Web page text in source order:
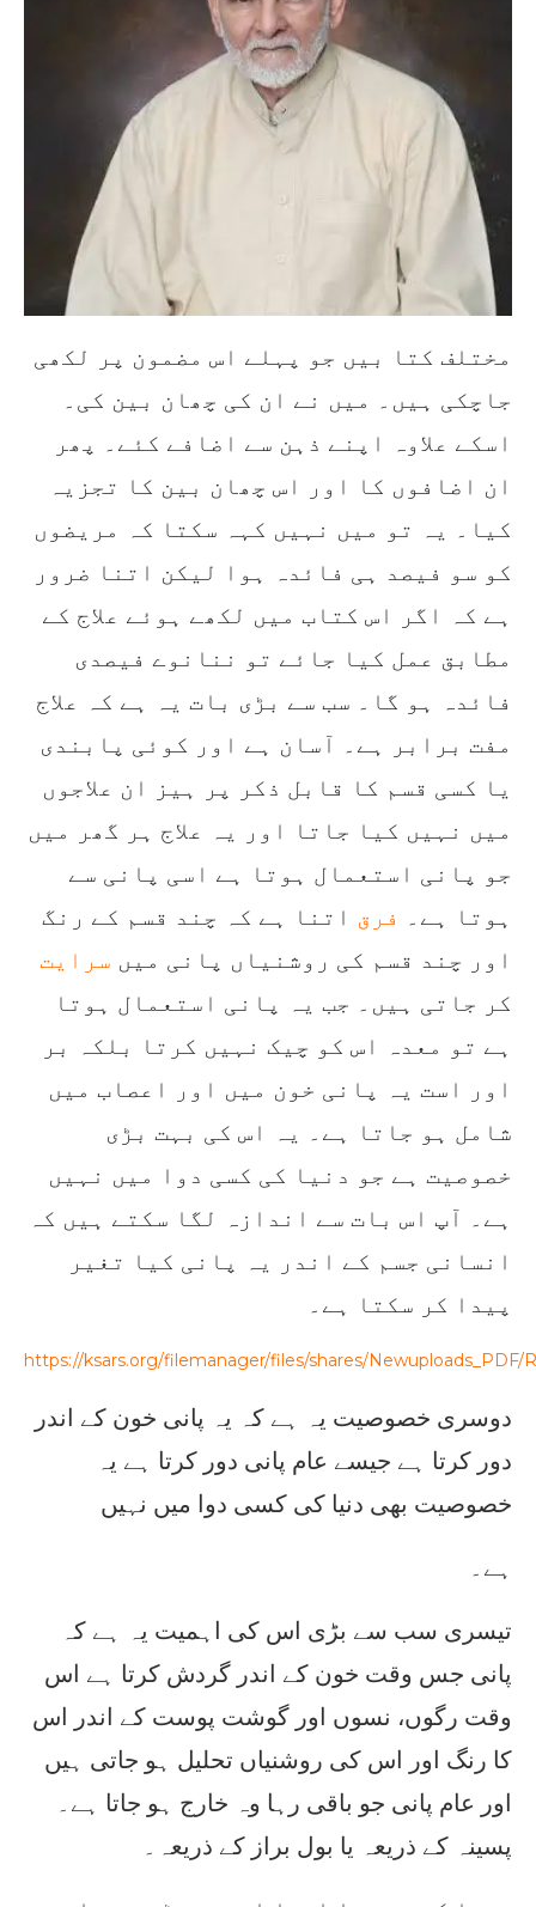
مختلف کتا بیں جو پہلے اس مضمون پر لکھی
جاچکی ہیں۔ میں نے ان کی چھان بین کی۔
اسکے علاوہ اپنے ذہن سے اضافے کئے۔ پھر
ان اضافوں کا اور اس چھان بین کا تجزیہ
کیا۔ یہ تو میں نہیں کہہ سکتا کہ مریضوں
کو سو فیصد ہی فائدہ ہوا لیکن اتنا ضرور
ہے کہ اگر اس کتاب میں لکھے ہوئے علاج کے
مطابق عمل کیا جائے تو ننانوے فیصدی
فائدہ ہو گا۔ سب سے بڑی بات یہ ہے کہ علاج
مفت برابر ہے۔ آسان ہے اور کوئی پابندی
یا کسی قسم کا قابل ذکر پر ہیز ان علاجوں
میں نہیں کیا جاتا اور یہ علاج ہر گھر میں
جو پانی استعمال ہوتا ہے اسی پانی سے
ہوتا ہے۔ فرق اتنا ہے کہ چند قسم کے رنگ
اور چند قسم کی روشنیاں پانی میں سرایت
کر جاتی ہیں۔ جب یہ پانی استعمال ہوتا
ہے تو معدہ اس کو چیک نہیں کرتا بلکہ بر
اور است یہ پانی خون میں اور اعصاب میں
شامل ہو جاتا ہے۔ یہ اس کی بہت بڑی
خصوصیت ہے جو دنیا کی کسی دوا میں نہیں
ہے۔ آپ اس بات سے اندازہ لگا سکتے ہیں کہ
انسانی جسم کے اندر یہ پانی کیا تغیر
پیدا کر سکتا ہے۔
https://ksars.org/filemanager/files/shares/Newuploads_PDF/
دوسری خصوصیت یہ ہے کہ یہ پانی خون کے اندر
دور کرتا ہے جیسے عام پانی دور کرتا ہے یہ
خصوصیت بھی دنیا کی کسی دوا میں نہیں
ہے۔
تیسری سب سے بڑی اس کی اہمیت یہ ہے کہ
پانی جس وقت خون کے اندر گردش کرتا ہے اس
وقت رگوں، نسوں اور گوشت پوست کے اندر اس
کا رنگ اور اس کی روشنیاں تحلیل ہو جاتی ہیں
اور عام پانی جو باقی رہا وہ خارج ہو جاتا ہے۔
پسینہ کے ذریعہ یا بول براز کے ذریعہ۔